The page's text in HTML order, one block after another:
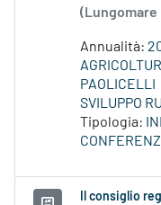
(Lungomare
Annualità:
PAOLICELLI
SVILUPPO
Tipologia:
Il consiglio